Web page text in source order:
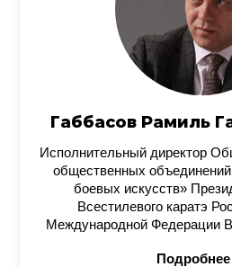
Габбасов Рамиль
Исполнительный директор
общественных
боевых искусств»
Всестилевого каратэ
Международной Федерации